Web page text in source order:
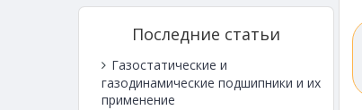
Последние статьи
Газостатические и
газодинамические подшипники и их
применение